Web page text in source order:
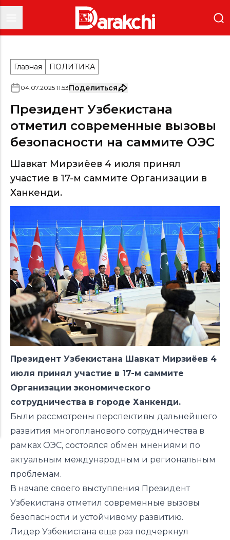
Главная ПОЛИТИКА
04.07.2025 11:53Поделиться
Президент Узбекистана
отметил современные вызовы
безопасности на саммите ОЭС
Шавкат Мирзиёев 4 июля принял
участие в 17-м саммите Организации в
Ханкенди.
Президент Узбекистана Шавкат Мирзиёев 4
июля принял участие в 17-м саммите
Организации экономического
сотрудничества в городе Ханкенди.
Были рассмотрены перспективы дальнейшего
развития многопланового сотрудничества в
рамках ОЭС, состоялся обмен мнениями по
актуальным международным и региональным
проблемам.
В начале своего выступления Президент
Узбекистана отметил современные вызовы
безопасности и устойчивому развитию.
Лидер Узбекистана еще раз подчеркнул